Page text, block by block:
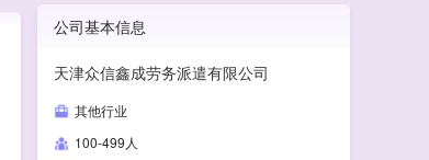
公司基本信息
天津众信鑫成劳务派遣有限公司
其他行业
100-499人